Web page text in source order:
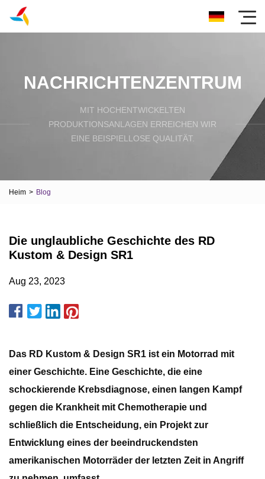
NACHRICHTENZENTRUM
MIT HOCHENTWICKELTEN
PRODUKTIONSANLAGEN ERREICHEN WIR
EINE BEISPIELLOSE QUALITÄT.
Heim > Blog
Die unglaubliche Geschichte des RD
Kustom & Design SR1
Aug 23, 2023
Das RD Kustom & Design SR1 ist ein Motorrad mit
einer Geschichte. Eine Geschichte, die eine
schockierende Krebsdiagnose, einen langen Kampf
gegen die Krankheit mit Chemotherapie und
schließlich die Entscheidung, ein Projekt zur
Entwicklung eines der beeindruckendsten
amerikanischen Motorräder der letzten Zeit in Angriff